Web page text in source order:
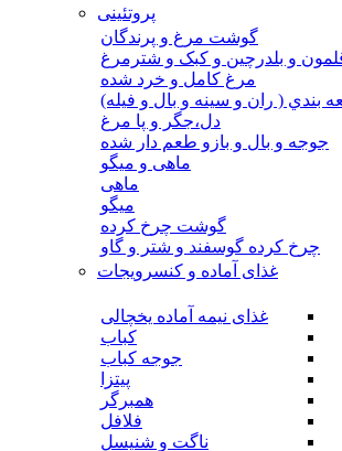
پروتئینی
گوشت مرغ و پرندگان
و بلدرچین و کبک و شترمرغ
مرغ کامل و خرد شده
بندي ( ران و سينه و بال و فيله)
دل،جگر و پا مرغ
جوجه و بال و بازو طعم دار شده
ماهی و میگو
ماهی
میگو
گوشت چرخ کرده
چرخ کرده گوسفند و شتر و گاو
غذای آماده و کنسرویجات
غذای نیمه آماده یخچالی
کباب
جوجه کباب
پیتزا
همبرگر
فلافل
ناگت و شنیسل